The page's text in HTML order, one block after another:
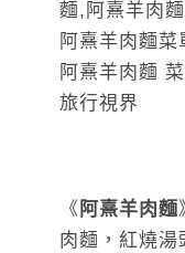
《 阿熹羊肉麵
肉麵，紅燒